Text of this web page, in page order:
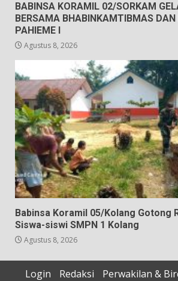
BABINSA KORAMIL 02/SORKAM
BERSAMA BHABINKAMTIBMAS DAN
PAHIEME I
Agustus 8, 2026
Babinsa Koramil 05/Kolang Gotong
Siswa-siswi SMPN 1 Kolang
Agustus 8, 2026
Login Redaksi Perwakilan &